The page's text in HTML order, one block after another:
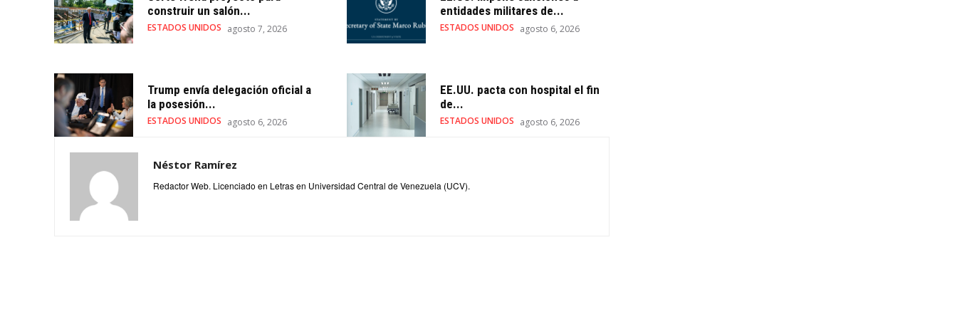
construir un salón...
ESTADOS UNIDOS agosto 7, 2026
entidades militares de...
ESTADOS UNIDOS agosto 6, 2026
Trump envía delegación oficial a
la posesión...
ESTADOS UNIDOS agosto 6, 2026
EE.UU. pacta con hospital el fin
de...
ESTADOS UNIDOS agosto 6, 2026
Néstor Ramírez
Redactor Web. Licenciado en Letras en Universidad Central de Venezuela (UCV).